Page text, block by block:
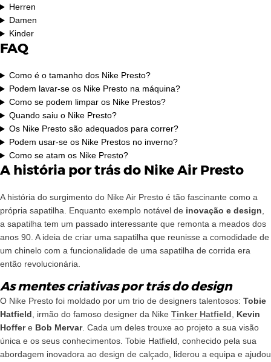
Herren
Damen
Kinder
FAQ
Como é o tamanho dos Nike Presto?
Podem lavar-se os Nike Presto na máquina?
Como se podem limpar os Nike Prestos?
Quando saiu o Nike Presto?
Os Nike Presto são adequados para correr?
Podem usar-se os Nike Prestos no inverno?
Como se atam os Nike Presto?
A história por trás do Nike Air Presto
A história do surgimento do Nike Air Presto é tão fascinante como a
própria sapatilha. Enquanto exemplo notável de inovação e design,
a sapatilha tem um passado interessante que remonta a meados dos
anos 90. A ideia de criar uma sapatilha que reunisse a comodidade de
um chinelo com a funcionalidade de uma sapatilha de corrida era
então revolucionária.
As mentes criativas por trás do design
O Nike Presto foi moldado por um trio de designers talentosos: Tobie
Hatfield, irmão do famoso designer da Nike Tinker Hatfield, Kevin
Hoffere Bob Mervar. Cada um deles trouxe ao projeto a sua visão
única e os seus conhecimentos. Tobie Hatfield, conhecido pela sua
abordagem inovadora ao design de calçado, liderou a equipa e ajudou